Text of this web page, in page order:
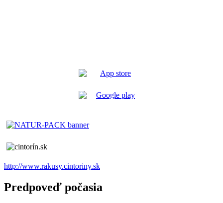
http://www.rakusy.cintoriny.sk
Predpoveď počasia